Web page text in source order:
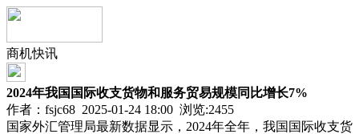
商机快讯
2024年我国国际收支货物和服务贸易规模同比增长7%
作者：fsjc68 2025-01-24 18:00 浏览:2455
国家外汇管理局最新数据显示，2024年全年，我国国际收支货